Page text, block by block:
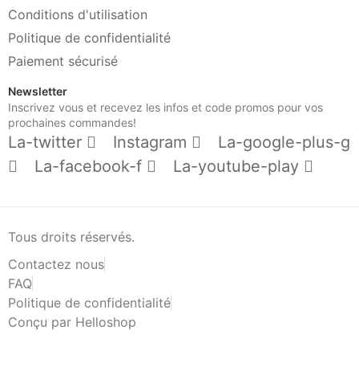
Conditions d'utilisation
Politique de confidentialité
Paiement sécurisé
Newsletter
Inscrivez vous et recevez les infos et code promos pour vos
prochaines commandes!
La-twitter Instagram
La-google-plus-g
La-facebook-f
La-youtube-play
Tous droits réservés.
Contactez nous
FAQ
Politique de confidentialité
Conçu par Helloshop